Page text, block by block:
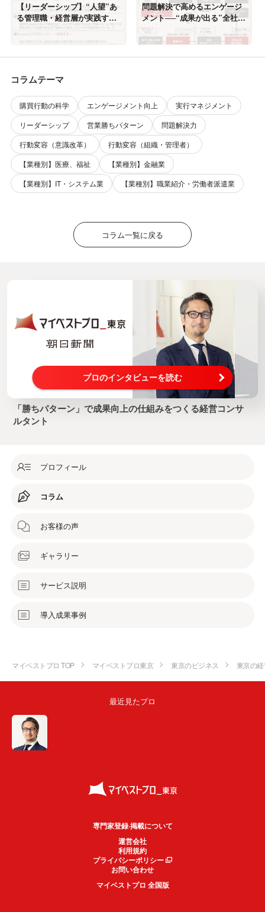
【リーダーシップ】“人望”あ
る管理職・経営層が実践する
リーダーシップの4Eとは？
問題解決で高めるエンゲージ
メント──“成果が出る”全社取
組型の課題解決手法とは？
[問題解決力①]
コラムテーマ
購買行動の科学 エンゲージメント向上
実行マネジメント
リーダーシップ
営業勝ちパターン
問題解決力
行動変容（意識改革）
行動変容（組織・管理者）
【業種別】医療、福祉
【業種別】金融業
【業種別】IT・システム業
【業種別】職業紹介・労働者派遣業
コラム一覧に戻る
プロのインタビューを読む
「勝ちパターン」で成果向上の仕組みをつくる経営コンサ
ルタント
プロフィール
コラム
お客様の声
ギャラリー
サービス説明
導入成果事例
マイベストプロ TOP マイベストプロ東京 東京のビジネス 東京の
最近見たプロ
専門家登録·掲載について
運営会社
利用規約
プライバシーポリシー
お問い合わせ
マイベストプロ 全国版